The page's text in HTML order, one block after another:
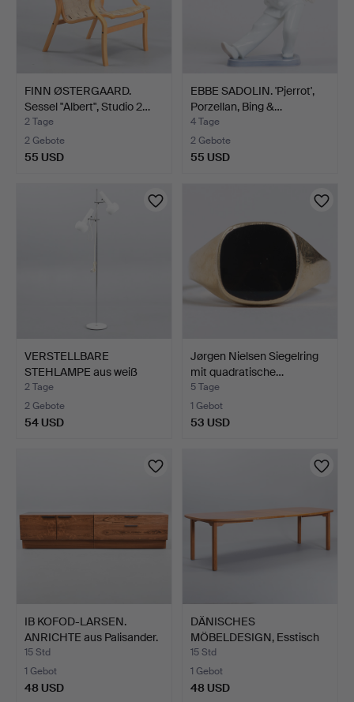
FINN ØSTERGAARD.
Sessel "Albert", Studio 2…
2 Tage
2 Gebote
55 USD
EBBE SADOLIN. 'Pjerrot',
Porzellan, Bing &…
4 Tage
2 Gebote
55 USD
VERSTELLBARE
STEHLAMPE aus weiß
lackiertem…
2 Tage
2 Gebote
54 USD
Jørgen Nielsen Siegelring
mit quadratische…
5 Tage
1 Gebot
53 USD
IB KOFOD-LARSEN.
ANRICHTE aus Palisander.
…
15 Std
1 Gebot
48 USD
DÄNISCHES
MÖBELDESIGN, Esstisch
aus Teakho…
15 Std
1 Gebot
48 USD